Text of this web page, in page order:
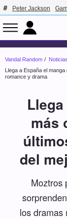
Peter Jackson
Vandal Random
Noticias
Llega a España el
romance y drama
más
del
Moztros
los dramas